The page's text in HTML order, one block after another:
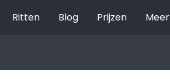
Ritten Blog Prijzen Meer